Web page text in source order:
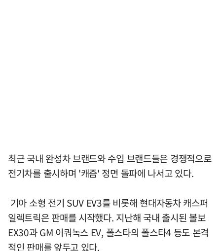
최근 국내 완성차 브랜드와 수입 브랜드들은 경쟁적으로
전기차를 출시하며 '캐즘' 정면 돌파에 나서고 있다.
기아 소형 전기 SUV EV3를 비롯해 현대자동차 캐스퍼
일렉트릭은 판매를 시작했다. 지난해 국내 출시된 볼보
EX30과 GM 이쿼녹스 EV, 폴스타의 폴스타4 등도 본격
적인 판매를 앞두고 있다.